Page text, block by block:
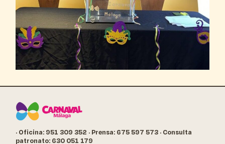
· Oficina: 951 309 352 · Prensa: 675 597 573 · Consulta
patronato: 630 051 179